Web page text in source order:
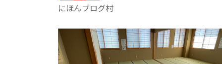
にほんブログ村